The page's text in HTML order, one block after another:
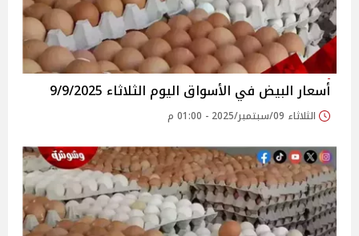
أسعار البيض في الأسواق‎‎ اليوم الثلاثاء 9/9/2025
الثلاثاء 09/سبتمبر/2025 - 01:00 م